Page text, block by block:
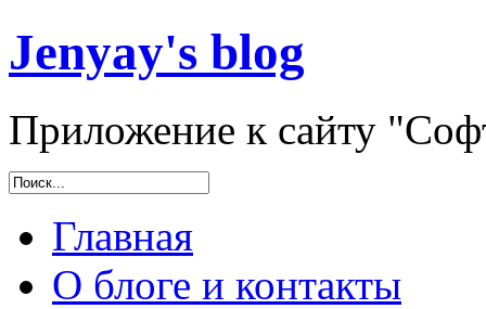
Jenyay's blog
Приложение к сайту
Главная
О блоге и контакты